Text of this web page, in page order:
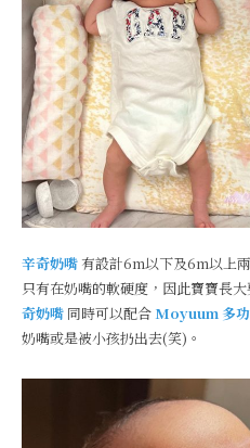
辛奇奶嘴 有設計6m以下及6m以上
只有在奶嘴的軟硬度，因此寶寶長
奇奶嘴 同時可以配合Moyuum 多
奶嘴或是被小孩扔出去(笑)。